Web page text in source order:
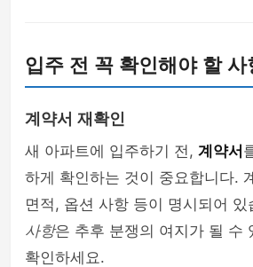
입주 전 꼭 확인해야 할 사
계약서 재확인
새 아파트에 입주하기 전, 계약서
하게 확인하는 것이 중요합니다.
면적, 옵션 사항 등이 명시되어 있
사항은 추후 분쟁의 여지가 될 수
확인하세요.